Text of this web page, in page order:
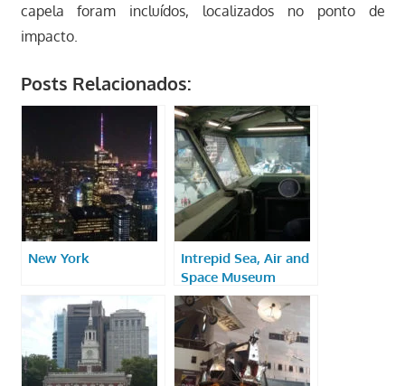
capela foram incluídos, localizados no ponto de
impacto.
Posts Relacionados:
New York
Intrepid Sea, Air and
Space Museum